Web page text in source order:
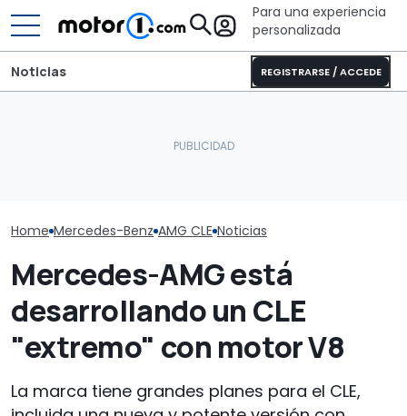
Para una experiencia
personalizada
REGISTRARSE / ACCEDE
Noticias
Home Mercedes-Benz AMG CLE Noticias
Mercedes-AMG está
desarrollando un CLE
"extremo" con motor V8
La marca tiene grandes planes para el CLE,